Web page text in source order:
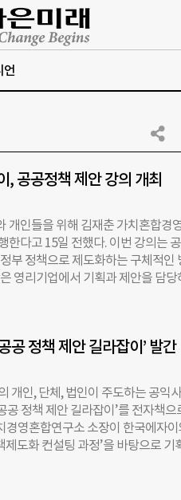
언
공공정책 제안 강의 개최
개인들을 위해 김재춘 가치혼합경
한다고 15일 전했다. 이번 강의는
부 정책으로 제도화하는 구체적인
영리기업에서 기획과 제안을 담당
, 일반 시민을 대상으로 열린다. 강
도를 높이는 전략까지 폭넓은 내용
다. 이달 15일 광주광역시시민사회
구광역시시민공익활동지원센터
울시공익활동지원센터, 2월 6일
의 관련 문의는 사단법인 시민으로
강의는 민간의 가치 있는 공익사
공 정책 제안 길라잡이’ 발간
개인, 단체, 법인이 주도하는 공익
공 정책 제안 길라잡이’를 전자책으
영혼합연구소 소장이 한국에자이
도화 컨설팅 과정’을 바탕으로 기